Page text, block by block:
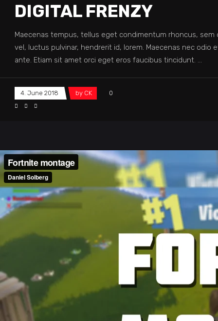
DIGITAL FRENZY
Maecenas tempus, tellus eget condimentum rhoncus,
vel, luctus pulvinar, hendrerit id, lorem. Maecenas nec
ante. Etiam sit amet orci eget eros faucibus tincidunt.
4. June 2018 by CK 0